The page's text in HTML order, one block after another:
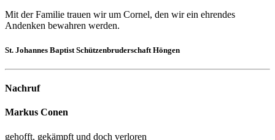
Mit der Familie trauen wir um Cornel, den wir ein ehrendes
Andenken bewahren werden.
St. Johannes Baptist Schützenbruderschaft Höngen
Nachruf
Markus Conen
gehofft, gekämpft und doch verloren